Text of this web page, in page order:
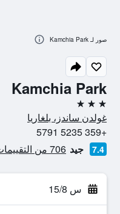
Kamchia Park
3 نجوم
غولدن ساندز، بلغاريا
+359 5235 5791
7.4 جيد 706 من التقييمات تم التحقق منها
س 15/8
صور لـ Kamchia Park